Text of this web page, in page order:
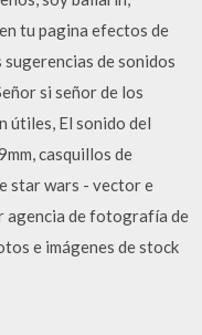
tu pagina efectos de
de sonidos
si señor de los
útiles, El sonido del
casquillos de
star wars - vector e
agencia de fotografía de
e imágenes de stock